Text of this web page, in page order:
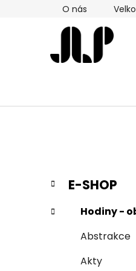
O nás
P
s
Přeskočit
kategorie
K
a
t
e
E-SHOP
Hodiny -
Abstrakce
Akty